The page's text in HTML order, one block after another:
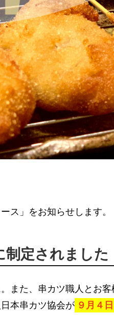
ス」をお知らせします。
定されました
また、串カツ職人とお
本串カツ協会が ９月４